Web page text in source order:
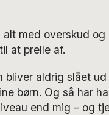
med overskud
at prelle af.
aldrig slået
børn. Og så har
end mig – og